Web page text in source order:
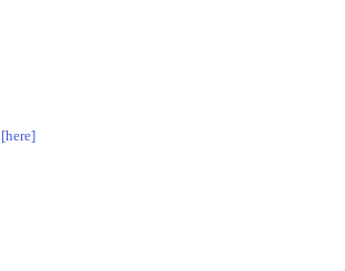
[here]